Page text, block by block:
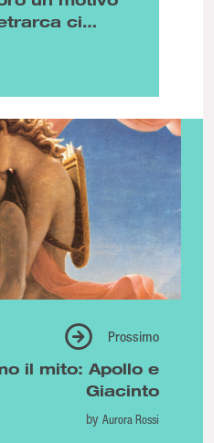
ci
nel dolore
Prossimo
il mito: Apollo e
Giacinto
by Aurora Rossi